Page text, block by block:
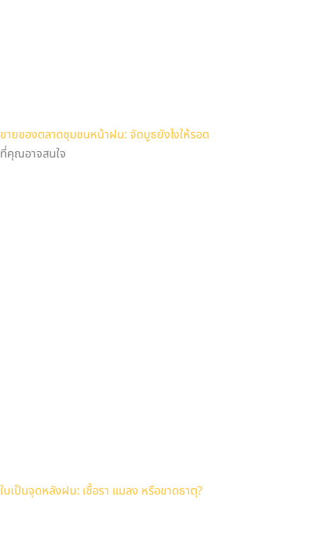
ขายของตลาดชุมชนหน้าฝน: จัดบูธยังไงให้รอด
ที่คุณอาจสนใจ
ใบเป็นจุดหลังฝน: เชื้อรา แมลง หรือขาดธาตุ?